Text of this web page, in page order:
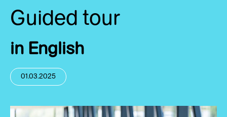
Guided tour
in English
01.03.2025